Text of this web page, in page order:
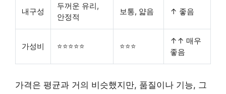
내구성
두꺼운 유리,
안정적
보통, 얇음 ↑ 좋음
가성비 ⭐⭐⭐⭐⭐ ⭐⭐⭐
↑↑ 매우
좋음
가격은 평균과 거의 비슷했지만, 품질이나 기능, 그